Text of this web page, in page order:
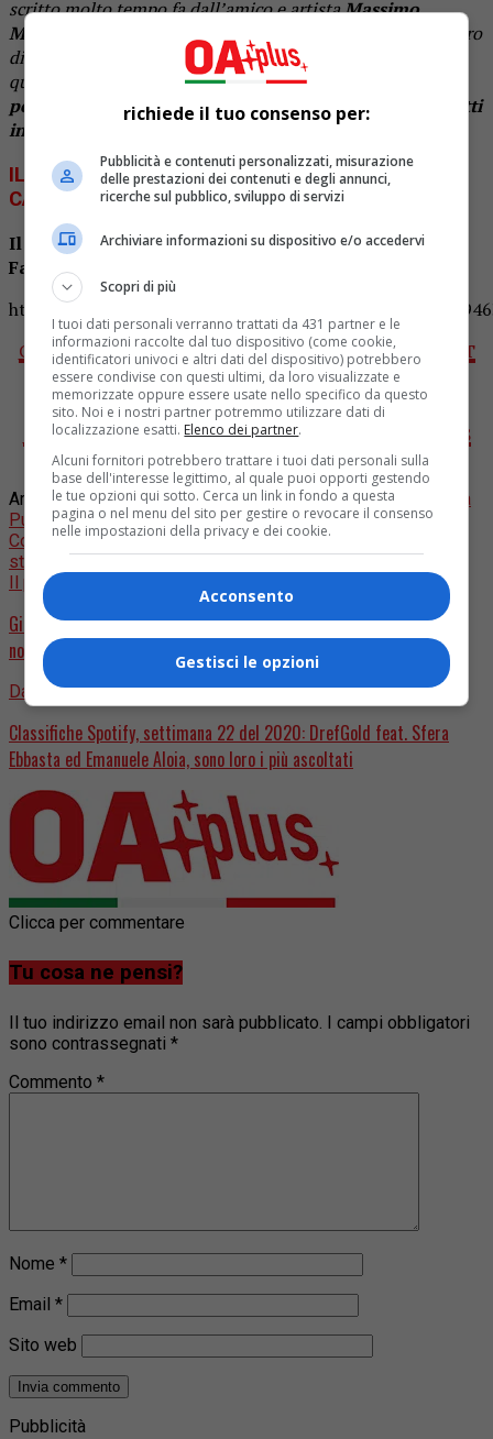
scritto molto tempo fa dall’amico e artistaMassimo
Marangio
di San Pietro Vernotico e parla del difficile lavoro
di pescatore”
spiega. E aggiunge:“Io l’ho interpretato in
questa versione acustica e intima.Canto per gli invisibili,
per gli ultimi della fila ma anche per i primi,tutti sconfitti
in questi giorni difficili
IL VIDEO DELLA PERFORMANCE DI ANTONIO
CASTRIGNANÒ
Il video della performance è online sul blog
Facebook
https://www.facebook.com/ugostomeoblog/posts/
Clicca qui per mettere “Mi piace” alBLOG HIT NON HIT
Clicca qui per seguireOA PLUS su INSTAGRAM
Clicca qui per mettere “Mi piace” alla
PAGINA OA PLUS
Clicca qui per iscriverti al GRUPPO OA PLUS
Argomenti correlati: #SalentoAntonio CastrignanòArtisti della
PugliaArtisti SalentinibeneficenzaBeneficenza contro il
CoronavirusFolkFolk italianoHit Non HitL'Italia in una
stanza
Il prossimo
Gianluigi Paragone travolto da un’automobilista: tanto spavento ma
non è grave
Da non perdere
Classifiche Spotify, settimana 22 del 2020: DrefGold feat. Sfera
Ebbasta ed Emanuele Aloia, sono loro i più ascoltati
Clicca per commentare
Tu cosa ne pensi?
Il tuo indirizzo email non sarà pubblicato.
I campi obbligatori
sono contrassegnati *
Commento *
Nome *
Email *
Sito web
Pubblicità
richiede il tuo consenso per:
Pubblicità e contenuti personalizzati, misurazione
delle prestazioni dei contenuti e degli annunci,
ricerche sul pubblico, sviluppo di servizi
Archiviare informazioni su dispositivo e/o accedervi
Scopri di più
I tuoi dati personali verranno trattati da 431 partner e le
informazioni raccolte dal tuo dispositivo (come cookie,
identificatori univoci e altri dati del dispositivo) potrebbero
essere condivise con questi ultimi, da loro visualizzate e
memorizzate oppure essere usate nello specifico da questo
sito. Noi e i nostri partner potremmo utilizzare dati di
localizzazione esatti. Elenco dei partner.
Alcuni fornitori potrebbero trattare i tuoi dati personali sulla
base dell'interesse legittimo, al quale puoi opporti gestendo
le tue opzioni qui sotto. Cerca un link in fondo a questa
pagina o nel menu del sito per gestire o revocare il consenso
nelle impostazioni della privacy e dei cookie.
Acconsento
Gestisci le opzioni